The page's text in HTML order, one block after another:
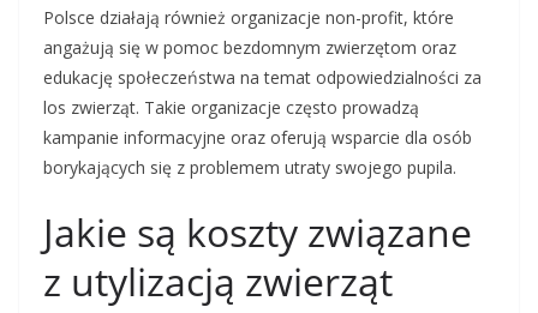
Polsce działają również organizacje non-profit, które
angażują się w pomoc bezdomnym zwierzętom oraz
edukację społeczeństwa na temat odpowiedzialności za
los zwierząt. Takie organizacje często prowadzą
kampanie informacyjne oraz oferują wsparcie dla osób
borykających się z problemem utraty swojego pupila.
Jakie są koszty związane
z utylizacją zwierząt